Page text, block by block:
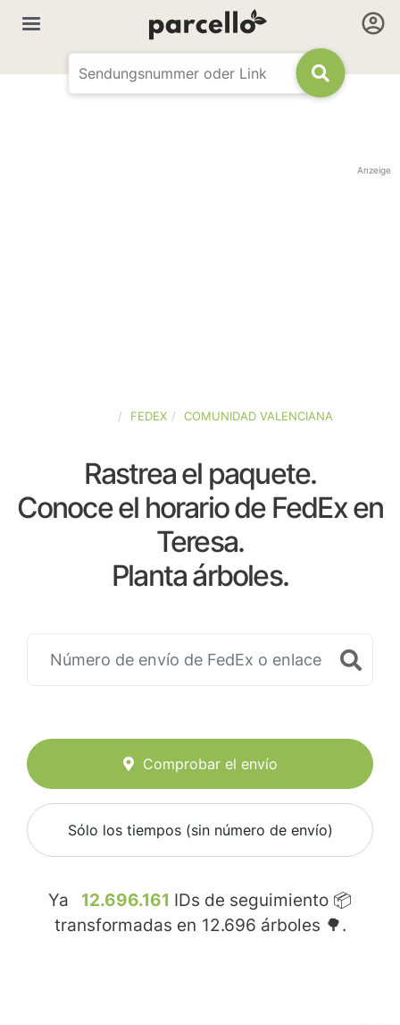
Anzeige
FEDEX COMUNIDAD VALENCIANA
Rastrea el paquete.
Conoce el horario de FedEx en
Teresa.
Planta árboles.
Comprobar el envío
Sólo los tiempos (sin número de envío)
Ya 12.696.161 IDs de seguimiento 📦
transformadas en 12.696 árboles 🌳.